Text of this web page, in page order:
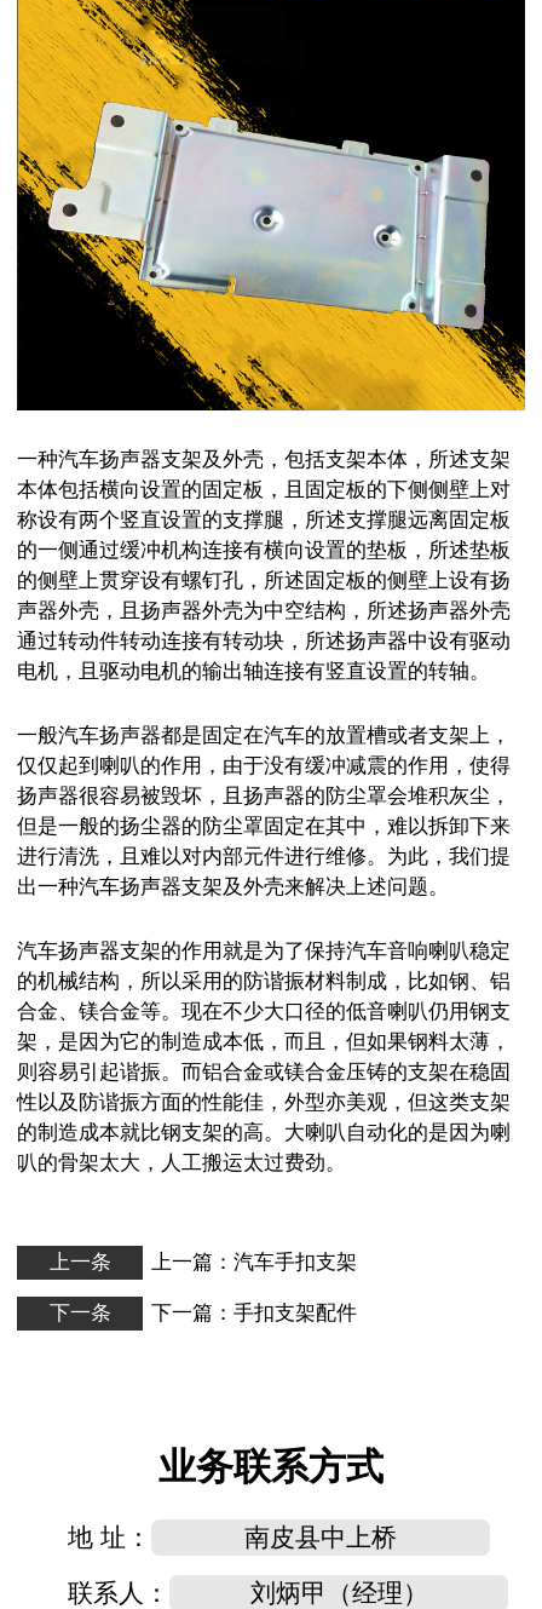
一种汽车扬声器支架及外壳，包括支架本体，所述支架
本体包括横向设置的固定板，且固定板的下侧侧壁上对
称设有两个竖直设置的支撑腿，所述支撑腿远离固定板
的一侧通过缓冲机构连接有横向设置的垫板，所述垫板
的侧壁上贯穿设有螺钉孔，所述固定板的侧壁上设有扬
声器外壳，且扬声器外壳为中空结构，所述扬声器外壳
通过转动件转动连接有转动块，所述扬声器中设有驱动
电机，且驱动电机的输出轴连接有竖直设置的转轴。
一般汽车扬声器都是固定在汽车的放置槽或者支架上，
仅仅起到喇叭的作用，由于没有缓冲减震的作用，使得
扬声器很容易被毁坏，且扬声器的防尘罩会堆积灰尘，
但是一般的扬尘器的防尘罩固定在其中，难以拆卸下来
进行清洗，且难以对内部元件进行维修。为此，我们提
出一种汽车扬声器支架及外壳来解决上述问题。
汽车扬声器支架的作用就是为了保持汽车音响喇叭稳定
的机械结构，所以采用的防谐振材料制成，比如钢、铝
合金、镁合金等。现在不少大口径的低音喇叭仍用钢支
架，是因为它的制造成本低，而且，但如果钢料太薄，
则容易引起谐振。而铝合金或镁合金压铸的支架在稳固
性以及防谐振方面的性能佳，外型亦美观，但这类支架
的制造成本就比钢支架的高。大喇叭自动化的是因为喇
叭的骨架太大，人工搬运太过费劲。
上一条 上一篇：汽车手扣支架
下一条 下一篇：手扣支架配件
业务联系方式
地 址：
南皮县中上桥
联系人：
刘炳甲（经理）